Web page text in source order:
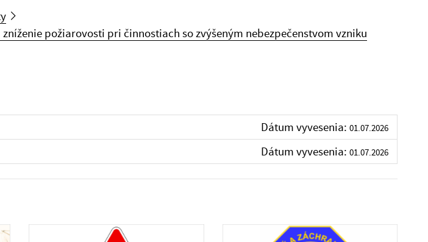
požiarovosti pri činnostiach so zvýšeným nebezpečenstvom vzniku
Dátum vyvesenia: 01.07.2026
Dátum vyvesenia: 01.07.2026